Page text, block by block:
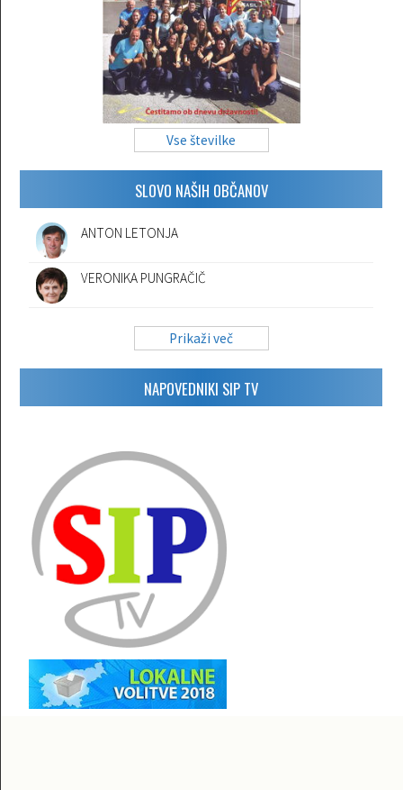
Vse številke
SLOVO NAŠIH OBČANOV
ANTON LETONJA
VERONIKA PUNGRAČIČ
Prikaži več
NAPOVEDNIKI SIP TV